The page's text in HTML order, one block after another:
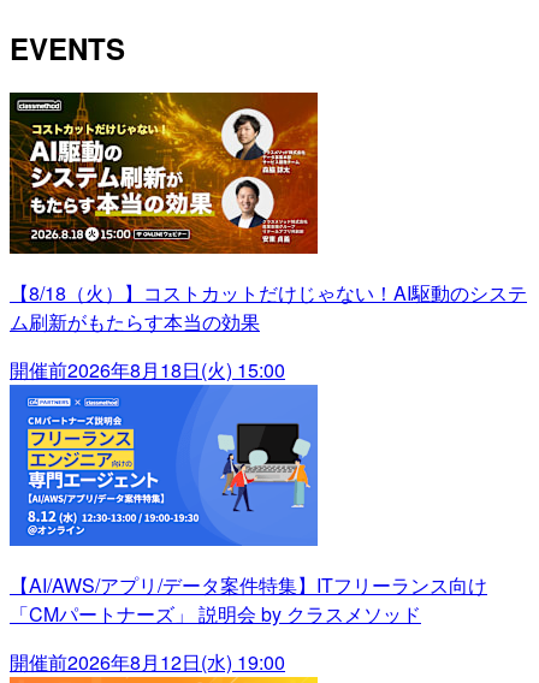
EVENTS
【8/18（火）】コストカットだけじゃない！AI駆動のシステ
ム刷新がもたらす本当の効果
開催前2026年8月18日(火) 15:00
【AI/AWS/アプリ/データ案件特集】ITフリーランス向け
「CMパートナーズ」 説明会 by クラスメソッド
開催前2026年8月12日(水) 19:00